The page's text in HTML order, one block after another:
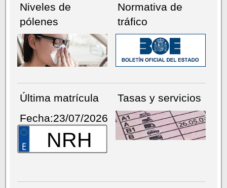
Niveles de
pólenes
Normativa de
tráfico
Última matrícula
Fecha:23/07/2026
NRH
Tasas y servicios